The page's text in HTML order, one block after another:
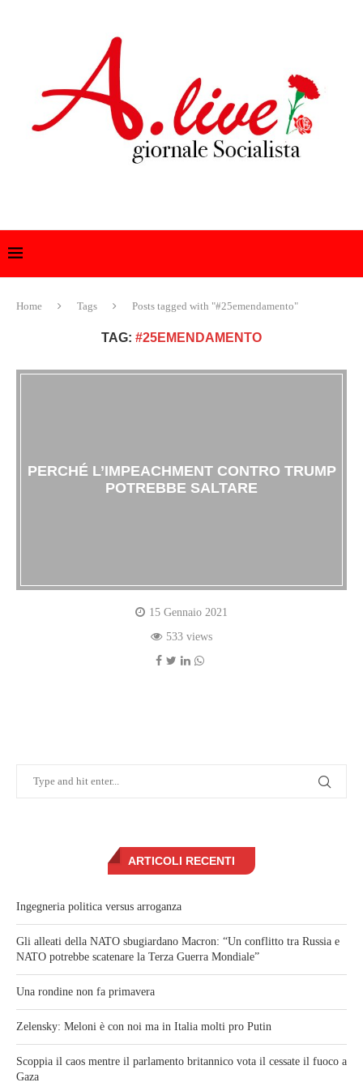
Home Tags Posts tagged with "#25emendamento"
TAG: #25EMENDAMENTO
PERCHÉ L’IMPEACHMENT CONTRO TRUMP
POTREBBE SALTARE
15 Gennaio 2021
533 views
ARTICOLI RECENTI
Ingegneria politica versus arroganza
Gli alleati della NATO sbugiardano Macron: “Un conflitto tra Russia e
NATO potrebbe scatenare la Terza Guerra Mondiale”
Una rondine non fa primavera
Zelensky: Meloni è con noi ma in Italia molti pro Putin
Scoppia il caos mentre il parlamento britannico vota il cessate il fuoco a
Gaza